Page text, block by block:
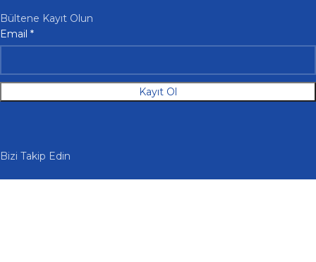
Bültene Kayıt Olun
Email
Email *
Kayıt Ol
Bizi Takip Edin